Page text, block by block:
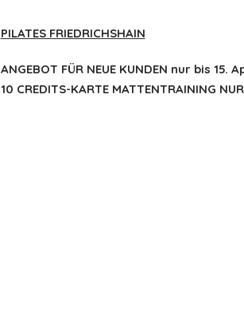
PILATES FRIEDRICHSHAIN
ANGEBOT FÜR NEUE KUNDEN nur bis 15.
10 CREDITS-KARTE MATTENTRAINING